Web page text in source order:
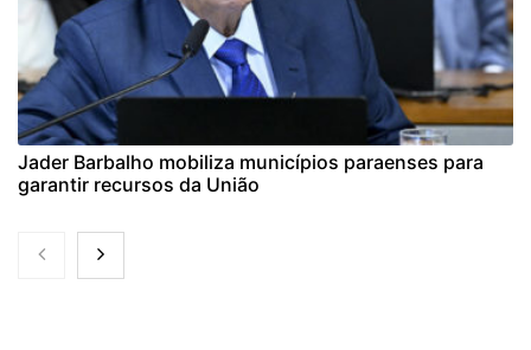
Jader Barbalho mobiliza municípios paraenses para
garantir recursos da União